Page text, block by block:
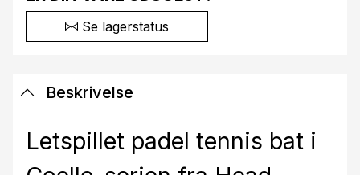
Se lagerstatus
Beskrivelse
Letspillet padel tennis bat i